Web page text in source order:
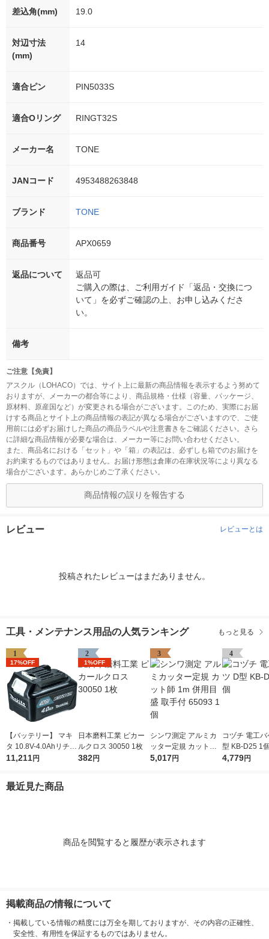
差込角(mm) 19.0
対辺寸法
(mm)
14
適合ピン PIN5033S
適合Oリング RINGT32S
メーカー名 TONE
JANコード 4953488263848
ブランド TONE
商品番号 APX0659
返品について
返品可
ご購入の際は、ご利用ガイド「返品・交換につ
いて」を必ずご確認の上、お申し込みくださ
い。
備考
ご注意【免責】
アスクル（LOHACO）では、サイト上に最新の商品情報を表示するよう努めて
おりますが、メーカーの都合等により、商品規格・仕様（容量、パッケージ、
原材料、原産国など）が変更される場合がございます。このため、実際にお届
けする商品とサイト上の商品情報の表記が異なる場合がございますので、ご使
用前には必ずお届けした商品の商品ラベルや注意書きをご確認ください。さら
に詳細な商品情報が必要な場合は、メーカー等にお問い合わせください。
また、商品名における「セット」や「箱」の表記は、必ずしも箱でのお届けを
お約束するものではありません。お届け形態は倉庫の在庫状況等により異なる
場合がございます。あらかじめご了承ください。
商品情報の誤りを報告する
レビュー レビューとは
投稿されたレビューはまだありません。
工具・メンテナンス用品の人気ランキング もっと見る
1
17%OFF
【バッテリー】 マキ
タ 10.8V-4.0Ahリチウ
ムイオンバッテリ A-5
11,211円
2
1%OFF
日本磨料工業 ピカー
ルクロス 30050 1枚
382円
3
シンワ測定 アルミカ
ッター定規 カット師
1m 併用目盛 取手付 6
5,017円
4
コヅチ 電工
型 KB-D25 1
4,779円
最近見た商品
商品を閲覧すると履歴が表示されます
掲載商品の情報について
・ 掲載している情報の精度には万全を期しておりますが、その内容の正確性、
安全性、有用性を保証するものではありません。